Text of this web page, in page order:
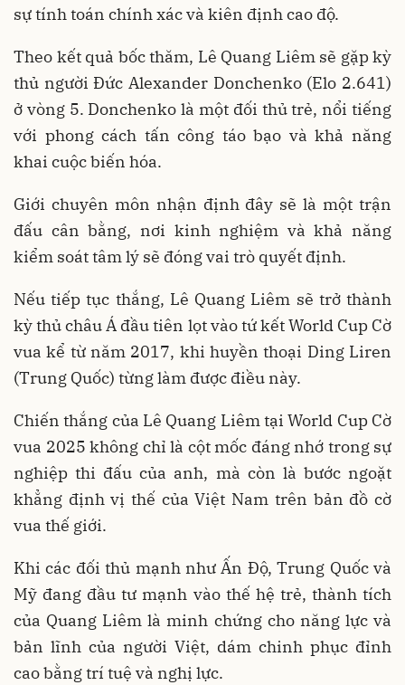
sự tính toán chính xác và kiên định cao độ.
Theo kết quả bốc thăm, Lê Quang Liêm sẽ gặp kỳ
thủ người Đức Alexander Donchenko (Elo 2.641)
ở vòng 5. Donchenko là một đối thủ trẻ, nổi tiếng
với phong cách tấn công táo bạo và khả năng
khai cuộc biến hóa.
Giới chuyên môn nhận định đây sẽ là một trận
đấu cân bằng, nơi kinh nghiệm và khả năng
kiểm soát tâm lý sẽ đóng vai trò quyết định.
Nếu tiếp tục thắng, Lê Quang Liêm sẽ trở thành
kỳ thủ châu Á đầu tiên lọt vào tứ kết World Cup Cờ
vua kể từ năm 2017, khi huyền thoại Ding Liren
(Trung Quốc) từng làm được điều này.
Chiến thắng của Lê Quang Liêm tại World Cup Cờ
vua 2025 không chỉ là cột mốc đáng nhớ trong sự
nghiệp thi đấu của anh, mà còn là bước ngoặt
khẳng định vị thế của Việt Nam trên bản đồ cờ
vua thế giới.
Khi các đối thủ mạnh như Ấn Độ, Trung Quốc và
Mỹ đang đầu tư mạnh vào thế hệ trẻ, thành tích
của Quang Liêm là minh chứng cho năng lực và
bản lĩnh của người Việt, dám chinh phục đỉnh
cao bằng trí tuệ và nghị lực.